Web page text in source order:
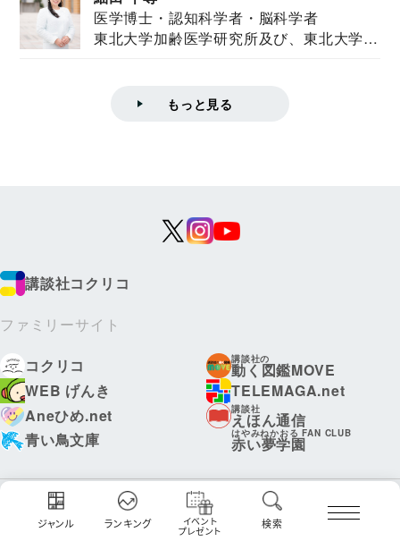
ジャンル ランキング イベント
プレゼント
検索
医学博士・認知科学者・脳科学者
東北大学加齢医学研究所及び、東北大学大
もっと見る
講談社コクリコ
ファミリーサイト
コクリコ
講談社の
動く図鑑MOVE
WEB げんき
TELEMAGA.net
Aneひめ.net
講談社
えほん通信
青い鳥文庫
はやみねかおる FAN CLUB
赤い夢学園
ボンボンアカデミー